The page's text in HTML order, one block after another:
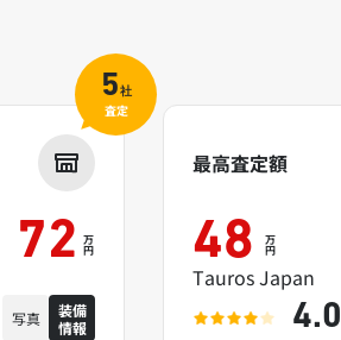
72 万
円
写真
装備
情報
5社
査定
最高査定額
48 万
円
Tauros Japan
4.0